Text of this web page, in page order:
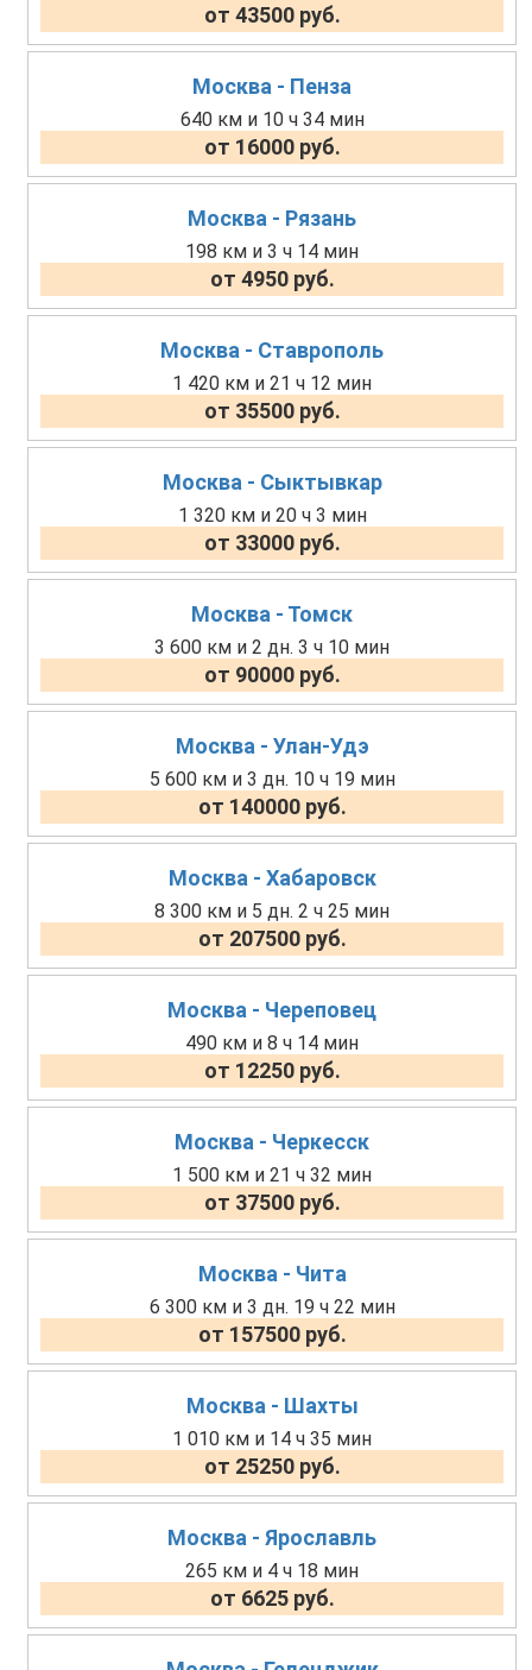
от 43500 руб.
Москва - Пенза
640 км и 10 ч 34 мин
от 16000 руб.
Москва - Рязань
198 км и 3 ч 14 мин
от 4950 руб.
Москва - Ставрополь
1 420 км и 21 ч 12 мин
от 35500 руб.
Москва - Сыктывкар
1 320 км и 20 ч 3 мин
от 33000 руб.
Москва - Томск
3 600 км и 2 дн. 3 ч 10 мин
от 90000 руб.
Москва - Улан-Удэ
5 600 км и 3 дн. 10 ч 19 мин
от 140000 руб.
Москва - Хабаровск
8 300 км и 5 дн. 2 ч 25 мин
от 207500 руб.
Москва - Череповец
490 км и 8 ч 14 мин
от 12250 руб.
Москва - Черкесск
1 500 км и 21 ч 32 мин
от 37500 руб.
Москва - Чита
6 300 км и 3 дн. 19 ч 22 мин
от 157500 руб.
Москва - Шахты
1 010 км и 14 ч 35 мин
от 25250 руб.
Москва - Ярославль
265 км и 4 ч 18 мин
от 6625 руб.